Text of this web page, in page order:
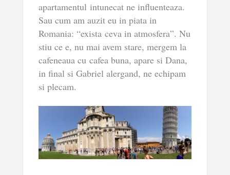
apartamentul intunecat ne influenteaza.
Sau cum am auzit eu in piata in
Romania: “exista ceva in atmosfera”. Nu
stiu ce e, nu mai avem stare, mergem la
cafeneaua cu cafea buna, apare si Dana,
in final si Gabriel alergand, ne echipam
si plecam.